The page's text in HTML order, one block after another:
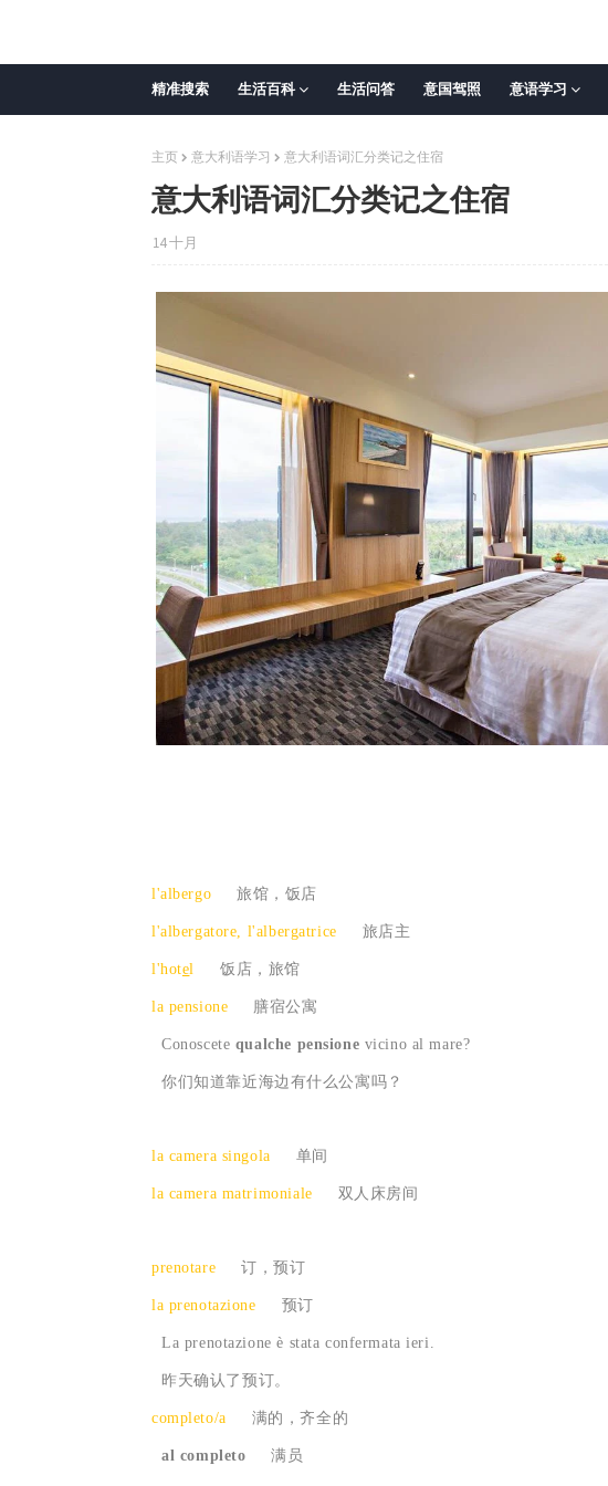
精准搜索 生活百科 生活问答 意国驾照 意语学习
主页 意大利语学习 意大利语词汇分类记之住宿
意大利语词汇分类记之住宿
14 十月
l'albergo 旅馆，饭店
l'albergatore, l'albergatrice 旅店主
l'hotel 饭店，旅馆
la pensione 膳宿公寓
Conoscete qualche pensione vicino al mare?
你们知道靠近海边有什么公寓吗？
la camera singola 单间
la camera matrimoniale 双人床房间
prenotare 订，预订
la prenotazione 预订
La prenotazione è stata confermata ieri.
昨天确认了预订。
completo/a 满的，齐全的
al completo 满员